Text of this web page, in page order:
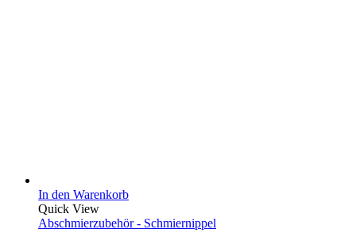
In den Warenkorb
Quick View
Abschmierzubehör - Schmiernippel